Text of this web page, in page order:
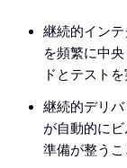
継続的イン
を頻繁に中
ドとテストを
継続的デリ
が自動的に
準備が整うこ